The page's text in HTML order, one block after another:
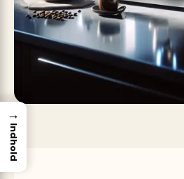
→
Indhold